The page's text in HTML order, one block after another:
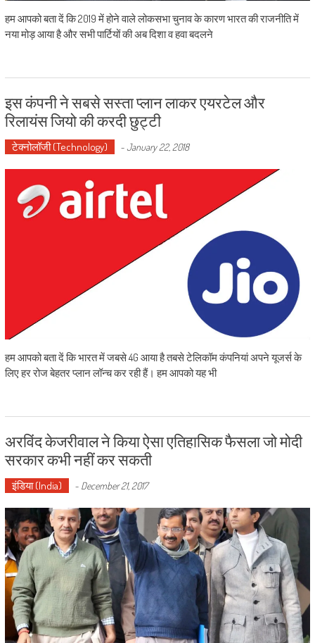
हम आपको बता दें कि 2019 में होने वाले लोकसभा चुनाव के कारण भारत की राजनीति में
नया मोड़ आया है और सभी पार्टियों की अब दिशा व हवा बदलने
इस कंपनी ने सबसे सस्ता प्लान लाकर एयरटेल और
रिलायंस जियो की करदी छुट्टी
टेक्नोलॉजी (Technology) -January 22, 2018
हम आपको बता दें कि भारत में जबसे 4G आया है तबसे टेलिकॉम कंपनियां अपने यूजर्स के
लिए हर रोज बेहतर प्लान लॉन्च कर रही हैं। हम आपको यह भी
अरविंद केजरीवाल ने किया ऐसा एतिहासिक फैसला जो मोदी
सरकार कभी नहीं कर सकती
इंडिया (India) - December 21, 2017